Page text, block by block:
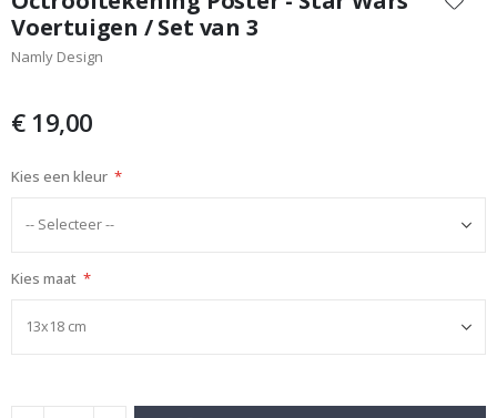
het
begin
van
gallerij
Voertuigen / Set van 3
Namly Design
€ 19,00
Kies een kleur
Kies maat